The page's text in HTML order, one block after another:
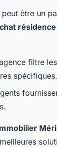
peut être un
filtre
spécifiques.